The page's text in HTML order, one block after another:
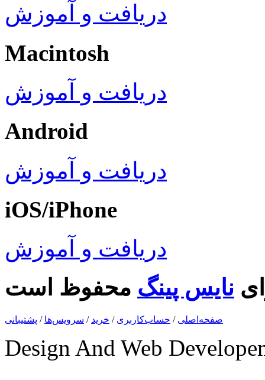
دریافت و آموزش
Macintosh
دریافت و آموزش
Android
دریافت و آموزش
iOS/iPhone
دریافت و آموزش
نایس پینگ
صفحه‌اصلی / حساب‌کاربری / خرید / سرویس‌ها / پشتیبانی
Design And Web